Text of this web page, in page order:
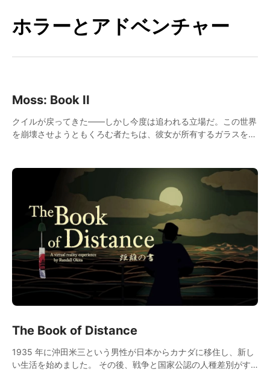
ホラーとアドベンチャー
Moss: Book II
クイルが戻ってきた――しかし今度は追われる立場だ。この世界
を崩壊させようともくろむ者たちは、彼女が所有するガラスをね
ふたりでつくるのだ。
The Book of Distance
1935 年に沖田米三という男性が日本からカナダに移住し、新し
い生活を始めました。 その後、戦争と国家公認の人種差別がす